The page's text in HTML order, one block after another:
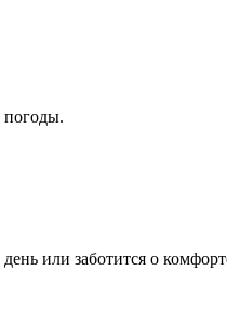
погоды.
или заботится о